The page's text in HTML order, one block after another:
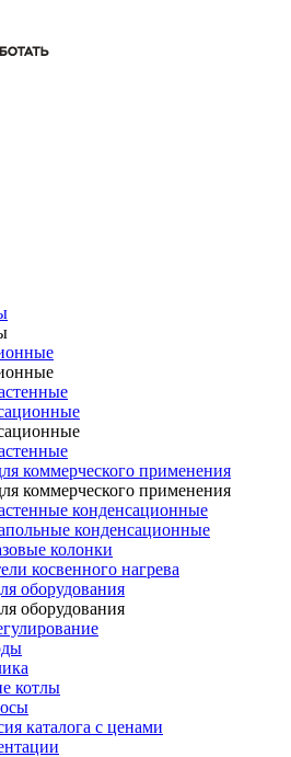
коммерческого применения
коммерческого применения
конденсационные
конденсационные
колонки
косвенного нагрева
оборудования
оборудования
котлы
каталога с ценами